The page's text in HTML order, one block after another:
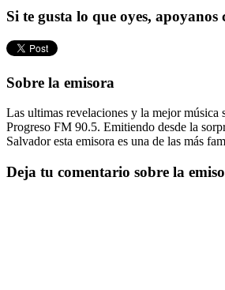
Si te gusta lo que oyes,
Sobre la emisora
Las ultimas revelaciones y la mejor música
Progreso FM 90.5. Emitiendo desde la
Salvador esta emisora es una de las más
Deja tu comentario sobre la